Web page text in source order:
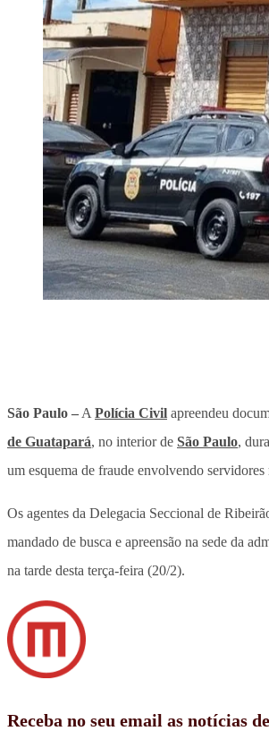
São Paulo – A Polícia Civil apreendeu
de Guatapará, no interior de São Paulo,
um esquema de fraude envolvendo
Os agentes da Delegacia Seccional de
mandado de busca e apreensão na sede da
na tarde desta terça-feira (20/2).
Receba no seu email as notícias